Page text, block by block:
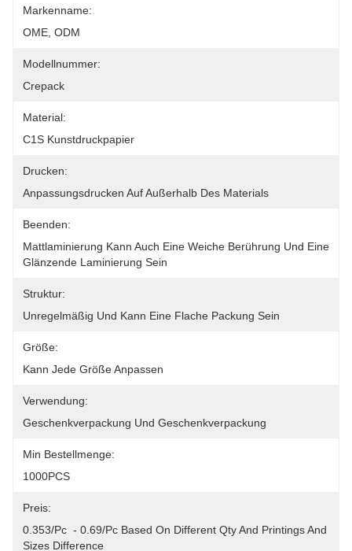
Markenname:
OME, ODM
Modellnummer:
Crepack
Material:
C1S Kunstdruckpapier
Drucken:
Anpassungsdrucken Auf Außerhalb Des Materials
Beenden:
Mattlaminierung Kann Auch Eine Weiche Berührung Und Eine
Glänzende Laminierung Sein
Struktur:
Unregelmäßig Und Kann Eine Flache Packung Sein
Größe:
Kann Jede Größe Anpassen
Verwendung:
Geschenkverpackung Und Geschenkverpackung
Min Bestellmenge:
1000PCS
Preis:
0.353/pc  - 0.69/pc Based On Different Qty And Printings And
Sizes Difference